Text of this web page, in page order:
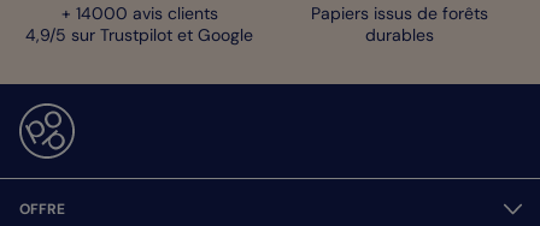
+ 14000 avis clients
4,9/5 sur Trustpilot et Google
Papiers issus de forêts
durables
OFFRE